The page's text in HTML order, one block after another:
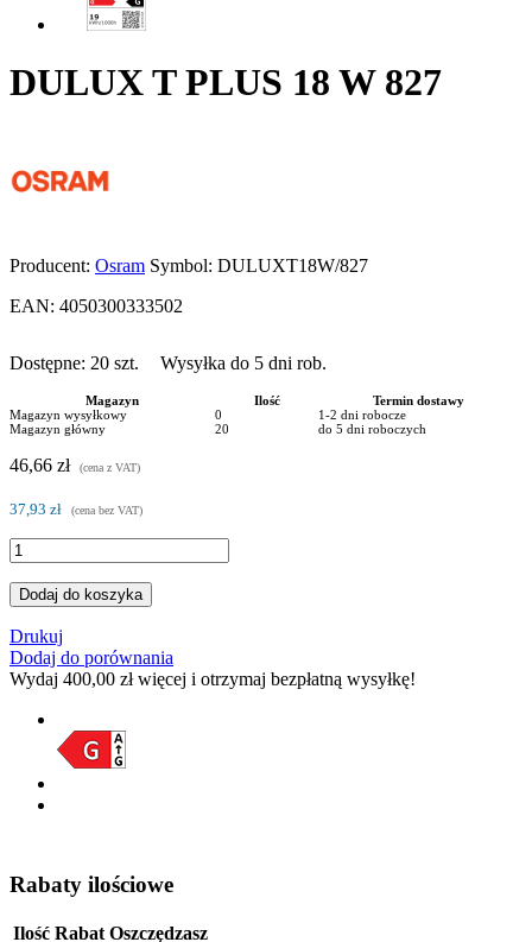
DULUX T PLUS 18 W 827
Producent: Osram Symbol: DULUXT18W/827
EAN: 4050300333502
Dostępne: 20 szt. Wysyłka do 5 dni rob.
Magazyn Ilość
Termin dostawy
Magazyn wysyłkowy
0
1-2 dni robocze
Magazyn główny
20 do 5 dni roboczych
46,66 zł (cena z VAT)
37,93 zł (cena bez VAT)
Dodaj do koszyka
Drukuj
Dodaj do porównania
Wydaj 400,00 złwięcej i otrzymaj bezpłatną wysyłkę!
Rabaty ilościowe
Ilość Rabat Oszczędzasz